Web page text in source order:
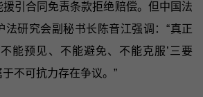
引合同免责条款拒绝赔偿。但中国法
法研究会副秘书长陈音江强调：“真正
能预见、不能避免、不能克服’三要
不可抗力存在争议。”